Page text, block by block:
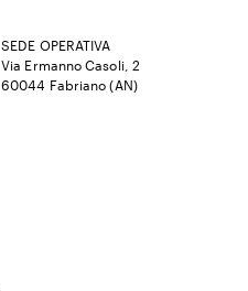
SEDE OPERATIVA
Via Ermanno Casoli, 2
60044 Fabriano (AN)